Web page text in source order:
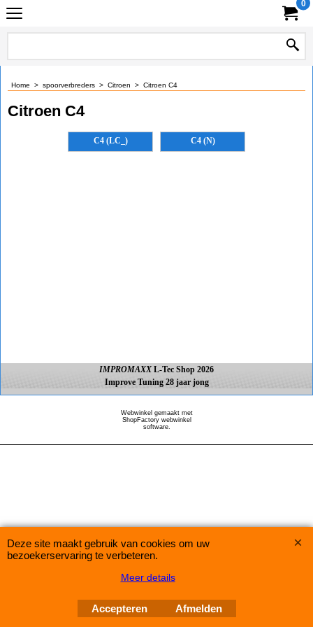
0
Home > spoorverbreders > Citroen > Citroen C4
Citroen C4
C4 (LC_) C4 (N)
IMPROMAXX L-Tec Shop 2026
Improve Tuning 28 jaar jong
Webwinkel gemaakt met
ShopFactory webwinkel
software.
Deze site maakt gebruik van cookies om uw
bezoekerservaring te verbeteren.
Meer details
Accepteren Afmelden